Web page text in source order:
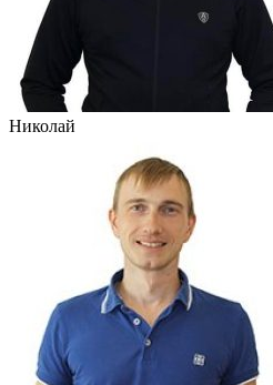
Николай